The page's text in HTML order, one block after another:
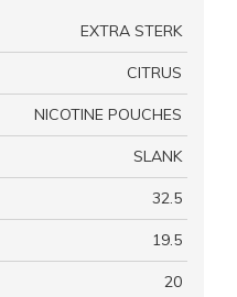
EXTRA STERK
CITRUS
NICOTINE POUCHES
SLANK
32.5
19.5
20